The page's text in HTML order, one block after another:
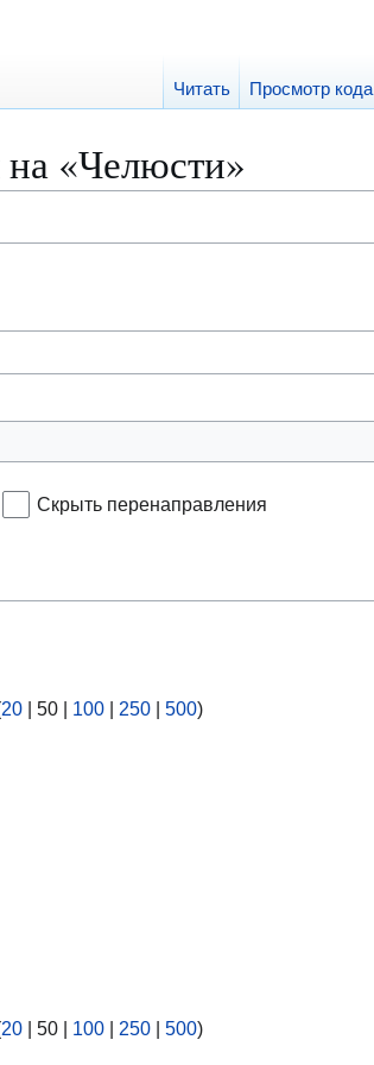
«Челюсти»
Скрыть перенаправления
20| 50| 100| 250| 500)
20| 50| 100| 250| 500)
Читать Просмотр кода